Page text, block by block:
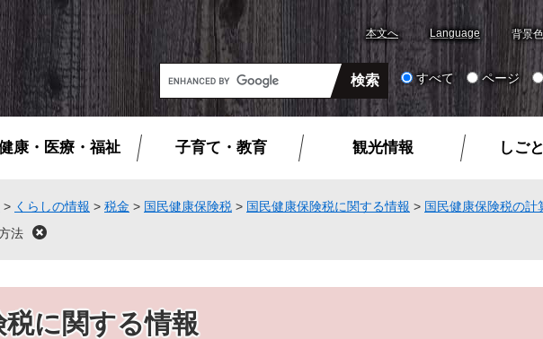
本文へ Language 背景色
G
o
o
カ
検
索
すべて ページ
康・医療・福祉 子育て・教育 観光情報 しご
> くらしの情報 > 税金 > 国民健康保険税 > 国民健康保険税に関する情報 > 国民健康保険税の計
法
閉
税に関する情報